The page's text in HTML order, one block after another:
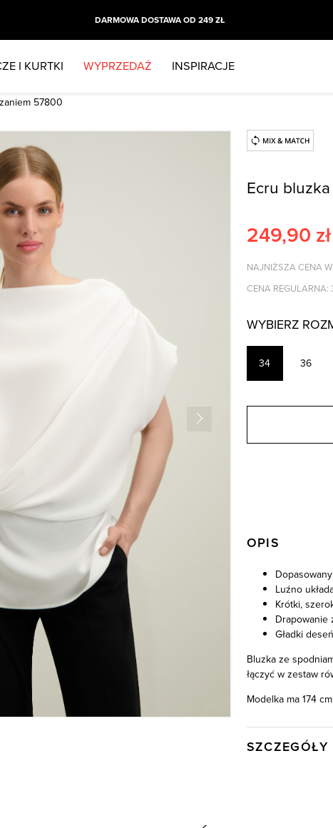
DARMOWA DOSTAWA OD 249 ZŁ
I KURTKI WYPRZEDAŻ INSPIRACJE
57800
Ecru
249,90 zł
NAJNIŻSZA CENA
CENA REGULARNA:
WYBIERZ
34 36
OPIS
Luźno
Krótki,
Drapowanie
Gładki deseń
Bluzka ze
łączyć w zestaw
Modelka ma 174
SZCZEGÓŁY